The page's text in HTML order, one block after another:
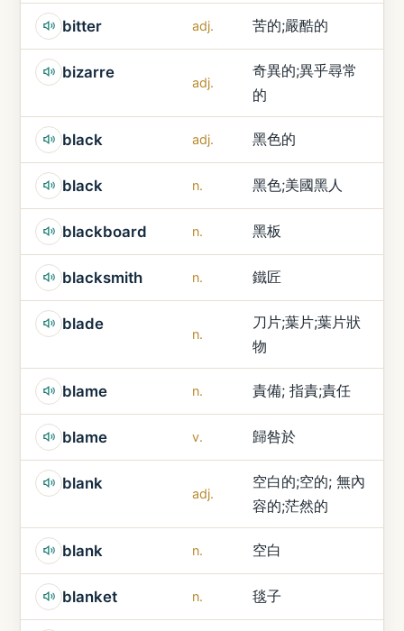
bitter adj. 苦的;嚴酷的
bizarre
adj.
奇異的;異乎尋常
的
black adj. 黑色的
black n. 黑色;美國黑人
blackboard n. 黑板
blacksmith n. 鐵匠
blade
n.
刀片;葉片;葉片狀
物
blame n. 責備; 指責;責任
blame v. 歸咎於
blank
adj.
空白的;空的; 無內
容的;茫然的
blank n. 空白
blanket n. 毯子